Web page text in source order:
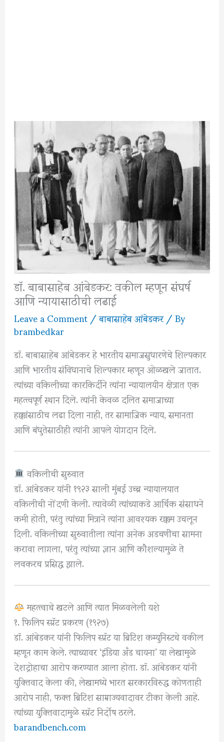
डॉ. बाबासाहेब आंबेडकर: वकील म्हणून संघर्ष
आणि न्यायासाठीची लढाई
Leave a Comment/बाबासाहेब आंबेडकर/ By
brambedkar
डॉ. बाबासाहेब आंबेडकर हे भारतीय समाजसुधारणेचे शिल्पकार
आणि भारतीय संविधानाचे शिल्पकार म्हणून ओळखले जातात.
त्यांच्या वकिलीच्या कारकिर्दीने त्यांना न्यायालयीन क्षेत्रात एक
महत्त्वपूर्ण स्थान दिले.त्यांनी केवळ दलित समाजाच्या
हक्कांसाठीच लढा दिला नाही, तर सामाजिक न्याय, समानता
आणि बंधुतेसाठीही त्यांनी आपले योगदान दिले.
वकिलीची सुरुवात
डॉ. आंबेडकर यांनी १९२३ साली मुंबई उच्च न्यायालयात
वकिलीची नोंदणी केली.त्यावेळी त्यांच्याकडे आर्थिक संसाधने
कमी होती, परंतु त्यांच्या मित्राने त्यांना आवश्यक रक्कम उचलून
दिली.वकिलीच्या सुरुवातीला त्यांना अनेक अडचणींचा सामना
करावा लागला, परंतु त्यांच्या ज्ञान आणि कौशल्यामुळे ते
लवकरच प्रसिद्ध झाले.
महत्त्वाचे खटले आणि त्यात मिळवलेली यशे
१. फिलिप स्प्रॅट प्रकरण (१९२७)
डॉ. आंबेडकर यांनी फिलिप स्प्रॅट या ब्रिटिश कम्युनिस्टचे वकील
म्हणून काम केले.त्याच्यावर ‘इंडिया अँड चायना’ या लेखामुळे
देशद्रोहाचा आरोप करण्यात आला होता.डॉ. आंबेडकर यांनी
युक्तिवाद केला की, लेखामध्ये भारत सरकारविरुद्ध कोणताही
आरोप नाही, फक्त ब्रिटिश साम्राज्यवादावर टीका केली आहे.
त्यांच्या युक्तिवादामुळे स्प्रॅट निर्दोष ठरले.
barandbench.com